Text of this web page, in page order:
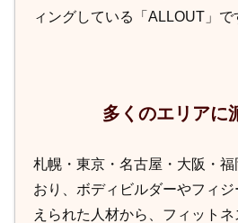
ィングしている「ALLOUT」で
多くのエリアに
札幌・東京・名古屋・大阪・
おり、ボディビルダーやフィ
えられた人材から、フィットネ